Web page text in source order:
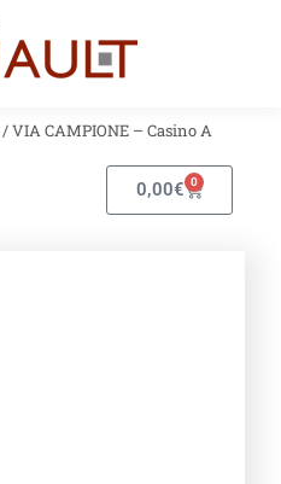
/ VIA CAMPIONE – Casino A
0,00€ 0